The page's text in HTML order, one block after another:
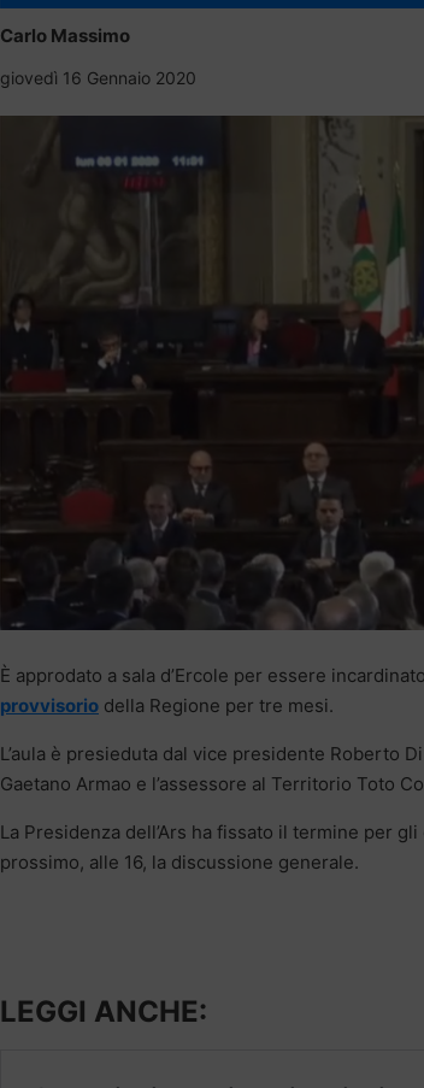
Carlo Massimo
giovedì 16 Gennaio 2020
È approdato a sala d’Ercole per essere
provvisorio della Regione per tre mesi.
L’aula è presieduta dal vice presidente Roberto
Gaetano Armao e l’assessore al Territorio Toto
La Presidenza dell’Ars ha fissato il termine per
prossimo, alle 16, la discussione generale.
LEGGI ANCHE: